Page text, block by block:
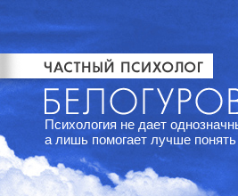
Психология не дает
а лишь помогает лучше